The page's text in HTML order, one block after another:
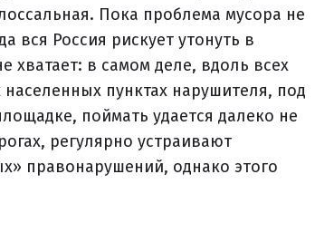
Пока проблема мусора не
вся Россия рискует утонуть в
в самом деле, вдоль всех
пунктах нарушителя, под
поймать удается далеко не
регулярно устраивают
правонарушений, однако этого